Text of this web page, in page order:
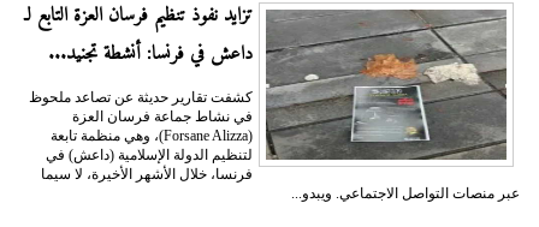
تزايد نفوذ تنظيم فرسان العزة التابع لـ
داعش في فرنسا: أنشطة تجنيد...
كشفت تقارير حديثة عن تصاعد ملحوظ
في نشاط جماعة فرسان العزة
(Forsane Alizza)، وهي منظمة تابعة
لتنظيم الدولة الإسلامية (داعش) في
فرنسا، خلال الأشهر الأخيرة، لا سيما
عبر منصات التواصل الاجتماعي. ويبدو...